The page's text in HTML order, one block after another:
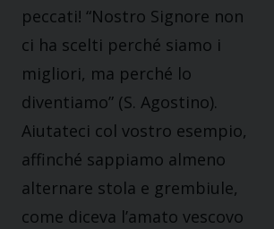
peccati! “Nostro Signore non
ci ha scelti perché siamo i
migliori, ma perché lo
diventiamo” (S. Agostino).
Aiutateci col vostro esempio,
affinché sappiamo almeno
alternare stola e grembiule,
come diceva l’amato vescovo